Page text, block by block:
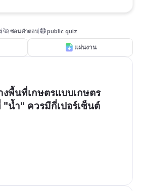
ซ่อนคำตอบ public quiz
แผ่นงาน
งพื้นที่เกษตรแบบเกษตร
น้ำ" ควรมีกี่เปอร์เซ็นต์